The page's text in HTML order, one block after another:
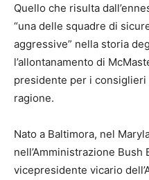
Quello che risulta
“una delle squadre di
aggressive” nella storia
l’allontanamento di
presidente per i
ragione.
Nato a Baltimora, nel
nell’Amministrazione Bush
vicepresidente vicario